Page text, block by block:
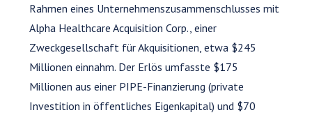
Rahmen eines Unternehmenszusammenschlusses mit
Alpha Healthcare Acquisition Corp., einer
Zweckgesellschaft für Akquisitionen, etwa $245
Millionen einnahm. Der Erlös umfasste $175
Millionen aus einer PIPE-Finanzierung (private
Investition in öffentliches Eigenkapital) und $70